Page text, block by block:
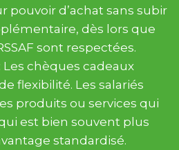
pouvoir d’achat sans subir
dès lors que
sont respectées.
: Les chèques cadeaux
flexibilité. Les salariés
produits ou services qui
est bien souvent plus
standardisé.